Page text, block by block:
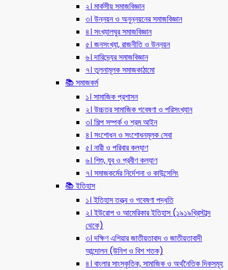
২। মার্কসীয় সমাজবিজ্ঞান
৩। উন্নয়ন ও অনুন্নয়নের সমাজবিজ্ঞান
৪। সংখ্যালঘুর সমাজবিজ্ঞান
৫। জনসংখ্যা, রাজনীতি ও উন্নয়ন
৬। দারিদ্র্যের সমাজবিজ্ঞান
৭। তুলনামূলক সমাজকাঠামো
📚 সমাজকর্ম
১। সামাজিক প্রশাসন
২। উচ্চতর সামাজিক গবেষণা ও পরিসংখ্যান
৩। শিল্প সম্পর্ক ও শ্রম আইন
৪। সংশোধন ও সংশোধনমূলক সেবা
৫। নারী ও পরিবার কল্যাণ
৬। শিশু, যুব ও প্রবীণ কল্যাণ
৭। সমাজকর্মের নির্দেশনা ও কাউন্সেলিং
📚 ইতিহাস
১। ইতিহাস তত্ত্ব ও গবেষণা পদ্ধতি
২। ইউরোপ ও আমেরিকার ইতিহাস (১৯১৯খ্রিস্টাব্দ
থেকে)
৩। দক্ষিণ এশিয়ার জাতীয়তাবাদ ও জাতীয়তাবাদী
আন্দোলন (উনিশ ও বিশ শতক)
৪। বাংলার সাংস্কৃতিক, সামাজিক ও অর্থনৈতিক দিকসমূহ